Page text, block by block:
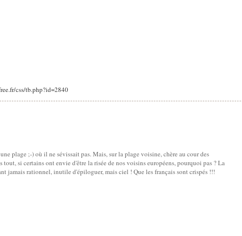
css/tb.php?id=2840
plage ;-) où il ne sévissait pas. Mais, sur la plage voisine, chère au cour des
si certains ont envie d'être la risée de nos voisins européens, pourquoi pas ? La
jamais rationnel, inutile d'épiloguer, mais ciel ! Que les français sont crispés !!!